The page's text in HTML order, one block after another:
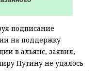
подписание
на поддержку
в альянс, заявил,
Путину не удалось